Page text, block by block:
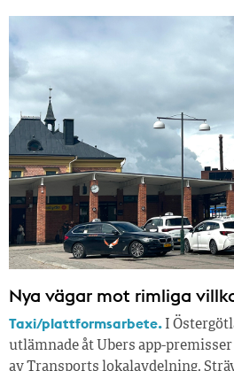
Nya vägar mot rimliga
Taxi/plattformsarbete. I
utlämnade åt Ubers app-
av Transports lokalavdelning.